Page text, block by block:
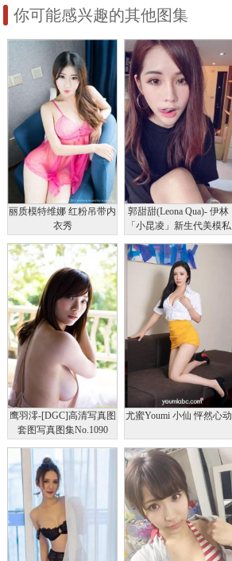
你可能感兴趣的其他图集
丽质模特维娜 红粉吊带内
衣秀
郭甜甜(Leona Qua)- 伊林
「小昆凌」新生代美模私
鹰羽澪-[DGC]高清写真图
套图写真图集No.1090
尤蜜Youmi 小仙 怦然心动